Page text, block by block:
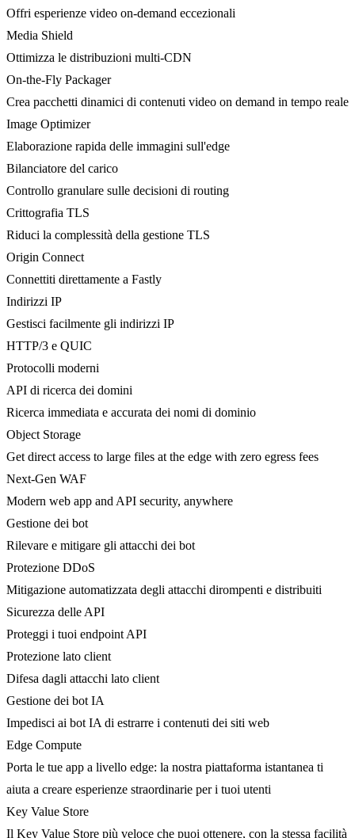
Offri esperienze video on-demand eccezionali
Media Shield
Ottimizza le distribuzioni multi-CDN
On-the-Fly Packager
Crea pacchetti dinamici di contenuti video on demand in tempo reale
Image Optimizer
Elaborazione rapida delle immagini sull'edge
Bilanciatore del carico
Controllo granulare sulle decisioni di routing
Crittografia TLS
Riduci la complessità della gestione TLS
Origin Connect
Connettiti direttamente a Fastly
Indirizzi IP
Gestisci facilmente gli indirizzi IP
HTTP/3 e QUIC
Protocolli moderni
API di ricerca dei domini
Ricerca immediata e accurata dei nomi di dominio
Object Storage
Get direct access to large files at the edge with zero egress fees
Next-Gen WAF
Modern web app and API security, anywhere
Gestione dei bot
Rilevare e mitigare gli attacchi dei bot
Protezione DDoS
Mitigazione automatizzata degli attacchi dirompenti e distribuiti
Sicurezza delle API
Proteggi i tuoi endpoint API
Protezione lato client
Difesa dagli attacchi lato client
Gestione dei bot IA
Impedisci ai bot IA di estrarre i contenuti dei siti web
Edge Compute
Porta le tue app a livello edge: la nostra piattaforma istantanea ti
aiuta a creare esperienze straordinarie per i tuoi utenti
Key Value Store
Il Key Value Store più veloce che puoi ottenere, con la stessa facilità